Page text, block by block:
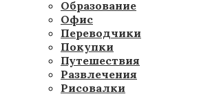
Образование
Офис
Переводчики
Покупки
Путешествия
Развлечения
Рисовалки